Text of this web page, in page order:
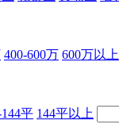
400-600万 600万以上
144平 144平以上